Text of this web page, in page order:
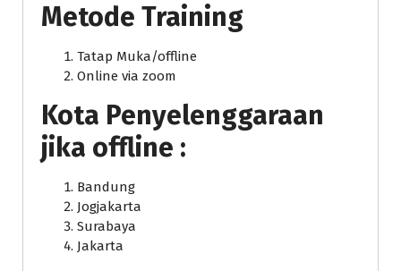
Metode Training
Tatap Muka/offline
Online via zoom
Kota Penyelenggaraan
jika offline :
Bandung
Jogjakarta
Surabaya
Jakarta